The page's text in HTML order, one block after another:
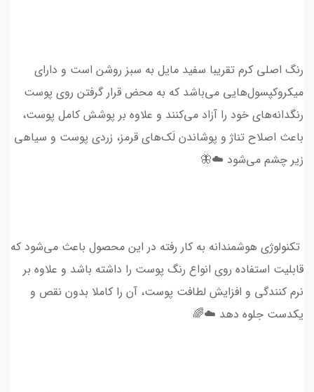
رنگ اصلی کرم تقریبا سفید مایل به سبز روشن است و دارای
میکروکپسول‌هایی می‌باشد که به محض قرار گرفتن روی پوست
رنگدانه‌های خود را آزاد می‌کنند و علاوه بر پوشش کامل پوست،
باعث اصلاح تناژ و پوشاندن لَک‌های قرمز، زردی پوست و سیاهی
زیر چشم می‌شود ☁️🦋
تکنولوژی هوشمندانه به کار رفته در این محصول باعث می‌شود که
قابلیت استفاده روی انواع رنگ پوست را داشته باشد و علاوه بر
نرم کنندگی و افزایش لطافت پوست، آن را کاملا بدون نقص و
یکدست جلوه دهد ☁️🌈